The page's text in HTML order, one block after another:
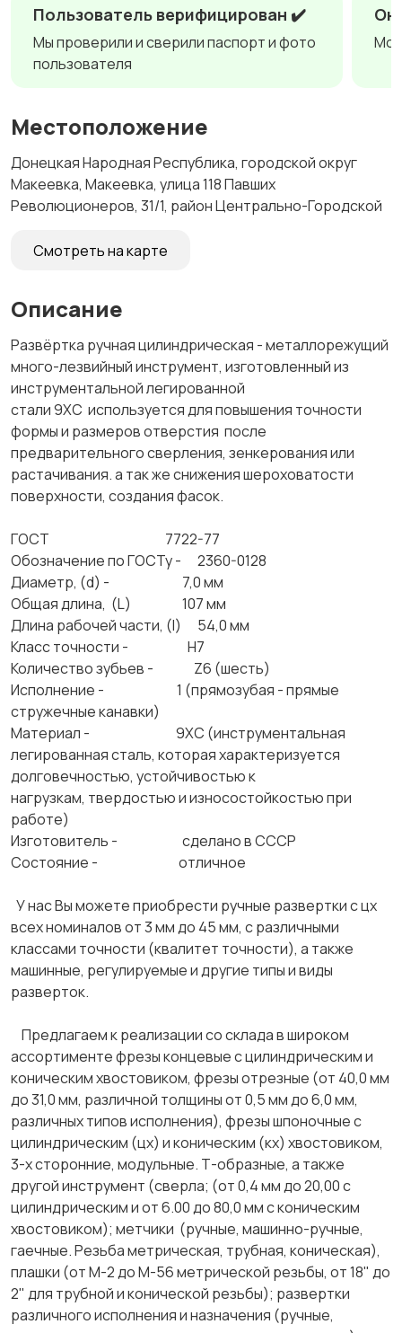
Пользователь верифицирован ✔️
Мы проверили и сверили паспорт и фото
пользователя
Местоположение
Донецкая Народная Республика, городской округ
Макеевка, Макеевка, улица 118 Павших
Революционеров, 31/1, район Центрально-Городской
Смотреть на карте
Описание
Развёртка ручная цилиндрическая - металлорежущий
много-лезвийный инструмент, изготовленный из
инструментальной легированной
стали 9ХС используется для повышения точности
формы и размеров отверстия после
предварительного сверления, зенкерования или
растачивания. а так же снижения шероховатости
поверхности, создания фасок.
ГОСТ 7722-77
Обозначение по ГОСТу - 2360-0128
Диаметр, (d) - 7,0 мм
Общая длина, (L) 107 мм
Длина рабочей части, (l) 54,0 мм
Класс точности - Н7
Количество зубьев - Z6 (шесть)
Исполнение - 1 (прямозубая - прямые
стружечные канавки)
Материал - 9ХС (инструментальная
легированная сталь, которая характеризуется
долговечностью, устойчивостью к
нагрузкам, твердостью и износостойкостью при
работе)
Изготовитель - сделано в СССР
Состояние - отличное
У нас Вы можете приобрести ручные развертки с цх
всех номиналов от 3 мм до 45 мм, с различными
классами точности (квалитет точности), а также
машинные, регулируемые и другие типы и виды
разверток.
Предлагаем к реализации со склада в широком
ассортименте фрезы концевые с цилиндрическим и
коническим хвостовиком, фрезы отрезные (от 40,0 мм
до 31,0 мм, различной толщины от 0,5 мм до 6,0 мм,
различных типов исполнения), фрезы шпоночные с
цилиндрическим (цх) и коническим (кх) хвостовиком,
3-х сторонние, модульные. Т-образные, а также
другой инструмент (сверла; (от 0,4 мм до 20,00 с
цилиндрическим и от 6.00 до 80,0 мм с коническим
хвостовиком); метчики (ручные, машинно-ручные,
гаечные. Резьба метрическая, трубная, коническая),
плашки (от М-2 до М-56 метрической резьбы, от 18" до
2" для трубной и конической резьбы); развертки
различного исполнения и назначения (ручные,